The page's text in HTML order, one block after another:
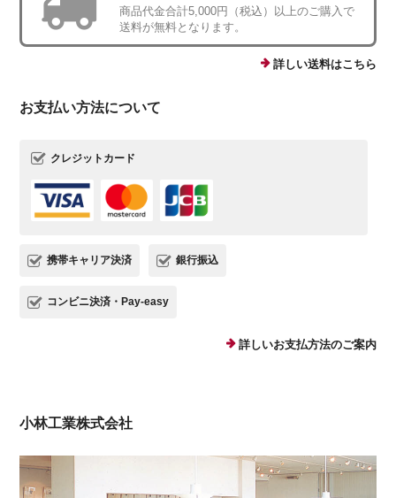
商品代金合計5,000円（税込）以上のご購入で
送料が無料となります。
詳しい送料はこちら
お支払い方法について
クレジットカード
携帯キャリア決済 銀行振込
コンビニ決済・Pay-easy
詳しいお支払方法のご案内
小林工業株式会社